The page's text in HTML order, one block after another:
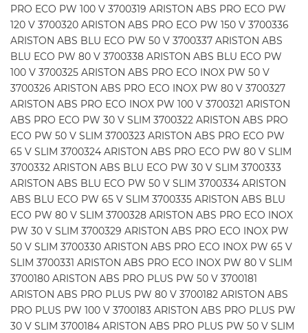
PRO ECO PW 100 V 3700319 ARISTON ABS PRO ECO PW
120 V 3700320 ARISTON ABS PRO ECO PW 150 V 3700336
ARISTON ABS BLU ECO PW 50 V 3700337 ARISTON ABS
BLU ECO PW 80 V 3700338 ARISTON ABS BLU ECO PW
100 V 3700325 ARISTON ABS PRO ECO INOX PW 50 V
3700326 ARISTON ABS PRO ECO INOX PW 80 V 3700327
ARISTON ABS PRO ECO INOX PW 100 V 3700321 ARISTON
ABS PRO ECO PW 30 V SLIM 3700322 ARISTON ABS PRO
ECO PW 50 V SLIM 3700323 ARISTON ABS PRO ECO PW
65 V SLIM 3700324 ARISTON ABS PRO ECO PW 80 V SLIM
3700332 ARISTON ABS BLU ECO PW 30 V SLIM 3700333
ARISTON ABS BLU ECO PW 50 V SLIM 3700334 ARISTON
ABS BLU ECO PW 65 V SLIM 3700335 ARISTON ABS BLU
ECO PW 80 V SLIM 3700328 ARISTON ABS PRO ECO INOX
PW 30 V SLIM 3700329 ARISTON ABS PRO ECO INOX PW
50 V SLIM 3700330 ARISTON ABS PRO ECO INOX PW 65 V
SLIM 3700331 ARISTON ABS PRO ECO INOX PW 80 V SLIM
3700180 ARISTON ABS PRO PLUS PW 50 V 3700181
ARISTON ABS PRO PLUS PW 80 V 3700182 ARISTON ABS
PRO PLUS PW 100 V 3700183 ARISTON ABS PRO PLUS PW
30 V SLIM 3700184 ARISTON ABS PRO PLUS PW 50 V SLIM